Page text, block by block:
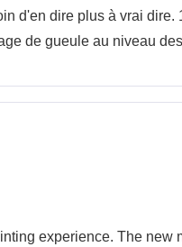
d'en dire plus à vrai
de gueule au niveau
experience. The